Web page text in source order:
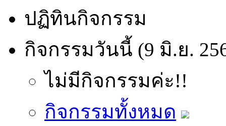
ปฏิทินกิจกรรม
กิจกรรมวันนี้ (9 มิ.ย.
ไม่มีกิจกรรมค่ะ!!
กิจกรรมทั้งหมด